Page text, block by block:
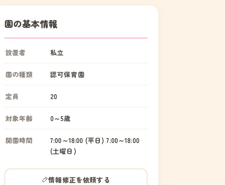
園の基本情報
設置者 私立
園の種類 認可保育園
定員 20
対象年齢 0～5歳
開園時間
7:00～18:00 (平日) 7:00～18:00
(土曜日)
情報修正を依頼する